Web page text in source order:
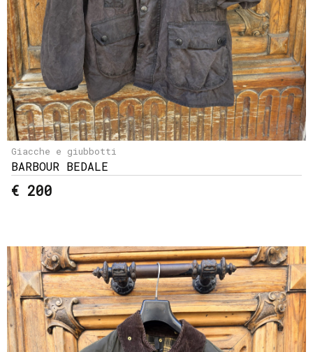
Giacche e giubbotti
BARBOUR BEDALE
€ 200